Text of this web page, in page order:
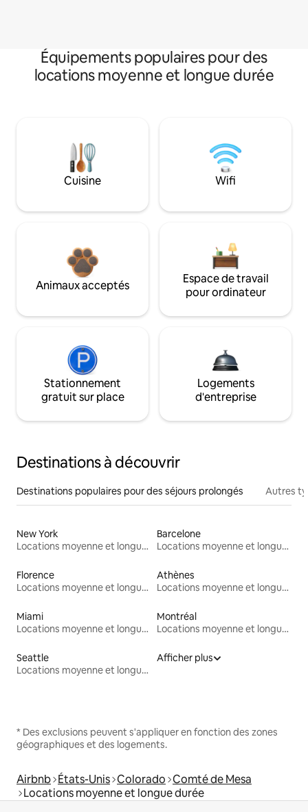
Équipements populaires pour des
locations moyenne et longue durée
Cuisine Wifi
Animaux acceptés
Espace de travail
pour ordinateur
Stationnement
gratuit sur place
Logements
d'entreprise
Destinations à découvrir
Destinations populaires pour des séjours prolongés Autres
New York
Locations moyenne et longue durée
Barcelone
Locations moyenne et longue durée
Florence
Locations moyenne et longue durée
Athènes
Locations moyenne et longue durée
Miami
Locations moyenne et longue durée
Montréal
Locations moyenne et longue durée
Seattle
Locations moyenne et longue durée
Afficher plus
* Des exclusions peuvent s'appliquer en fonction des zones
géographiques et des logements.
Airbnb États-Unis Colorado Comté de Mesa
Locations moyenne et longue durée